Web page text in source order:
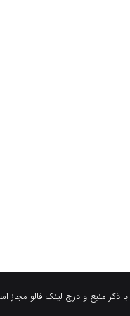
ذکر منبع و درج لینک فالو مجاز